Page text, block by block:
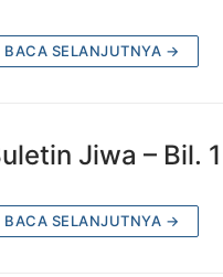
BACA SELANJUTNYA →
Jiwa – Bil. 1
BACA SELANJUTNYA →